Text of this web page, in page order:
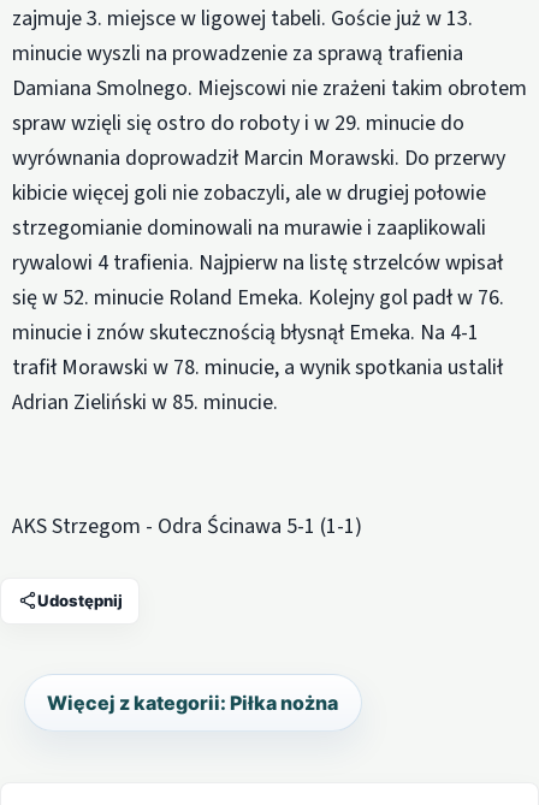
zajmuje 3. miejsce w ligowej tabeli. Goście już w 13.
minucie wyszli na prowadzenie za sprawą trafienia
Damiana Smolnego. Miejscowi nie zrażeni takim obrotem
spraw wzięli się ostro do roboty i w 29. minucie do
wyrównania doprowadził Marcin Morawski. Do przerwy
kibicie więcej goli nie zobaczyli, ale w drugiej połowie
strzegomianie dominowali na murawie i zaaplikowali
rywalowi 4 trafienia. Najpierw na listę strzelców wpisał
się w 52. minucie Roland Emeka. Kolejny gol padł w 76.
minucie i znów skutecznością błysnął Emeka. Na 4-1
trafił Morawski w 78. minucie, a wynik spotkania ustalił
Adrian Zieliński w 85. minucie.
AKS Strzegom - Odra Ścinawa 5-1 (1-1)
Udostępnij
Więcej z kategorii: Piłka nożna